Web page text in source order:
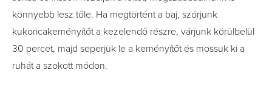
könnyebb lesz tőle. Ha megtörtént a baj, szórjunk
kukoricakeményítőt a kezelendő részre, várjunk körülbelül
30 percet, majd seperjük le a keményítőt és mossuk ki a
ruhát a szokott módon.